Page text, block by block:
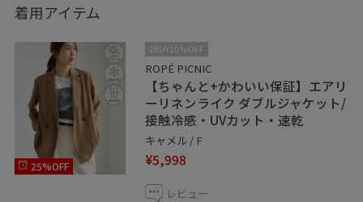
個人Instagramアカウントスタートしました！
iwabucci_ena
是非こちらのフォローもお願い致します⭐︎
着用アイテム
25%OFF
2BUY10%OFF
ROPÉ PICNIC
【ちゃんと+かわいい保証】エアリ
ーリネンライク ダブルジャケット/
接触冷感・UVカット・速乾
キャメル / F
¥5,998
レビュー